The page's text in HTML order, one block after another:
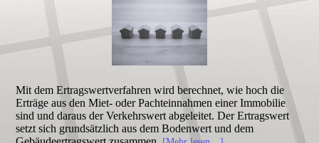
Mit dem Ertragswertverfahren wird berechnet, wie hoch die
Erträge aus den Miet- oder Pachteinnahmen einer Immobilie
sind und daraus der Verkehrswert abgeleitet. Der Ertragswert
setzt sich grundsätzlich aus dem Bodenwert und dem